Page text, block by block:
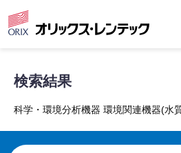
検索結果
科学・環境分析機器 環境関連機器(水